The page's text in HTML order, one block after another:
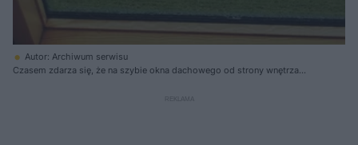
Autor: Archiwum serwisu
Czasem zdarza się, że na szybie okna dachowego od strony wnętrza
należy dbać o poprawną wentylację w domu